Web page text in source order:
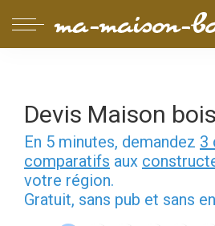
Devis Maison bois
En 5 minutes, demandez 3
comparatifs aux
votre région.
Gratuit, sans pub et sans